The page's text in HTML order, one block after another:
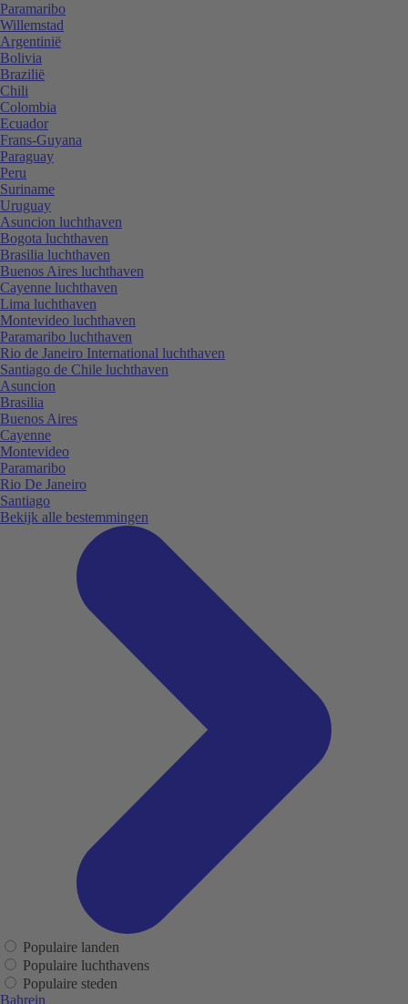
Paramaribo
Willemstad
Argentinië
Bolivia
Brazilië
Chili
Colombia
Ecuador
Frans-Guyana
Paraguay
Peru
Suriname
Uruguay
Asuncion luchthaven
Bogota luchthaven
Brasilia luchthaven
Buenos Aires luchthaven
Cayenne luchthaven
Lima luchthaven
Montevideo luchthaven
Paramaribo luchthaven
Rio de Janeiro International luchthaven
Santiago de Chile luchthaven
Asuncion
Brasilia
Buenos Aires
Cayenne
Montevideo
Paramaribo
Rio De Janeiro
Santiago
Bekijk alle bestemmingen
Populaire landen
Populaire luchthavens
Populaire steden
Bahrein